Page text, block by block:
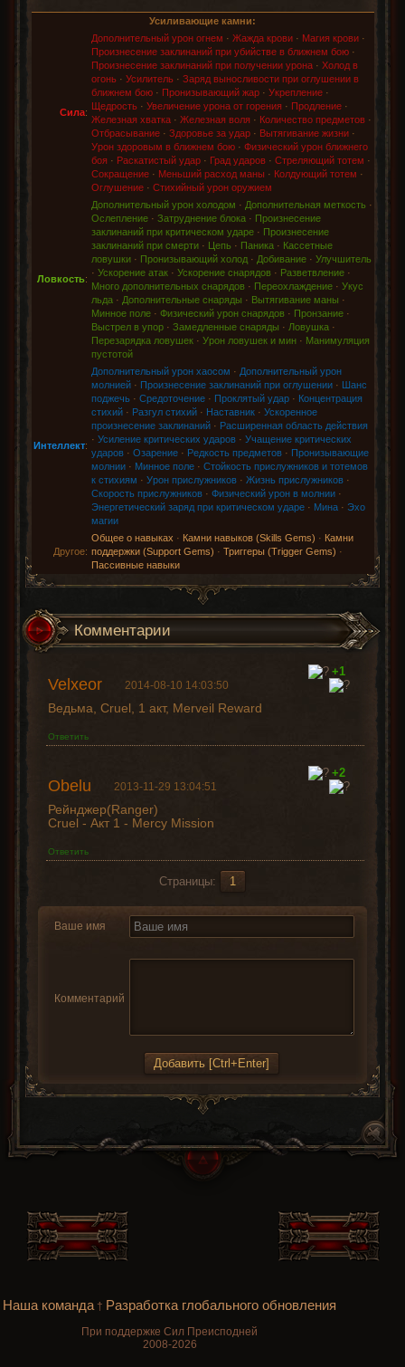
Усиливающие камни:
Сила:
Дополнительный урон огнем · Жажда крови· Магия крови·
Произнесение заклинаний при убийстве в ближнем бою·
Произнесение заклинаний при получении урона· Холод в
огонь· Усилитель· Заряд выносливости при оглушении в
ближнем бою· Пронизывающий жар· Укрепление·
Щедрость· Увеличение урона от горения· Продление·
Железная хватка· Железная воля· Количество предметов·
Отбрасывание· Здоровье за удар· Вытягивание жизни·
Урон здоровым в ближнем бою· Физический урон ближнего
боя· Раскатистый удар· Град ударов· Стреляющий тотем ·
Сокращение· Меньший расход маны · Колдующий тотем ·
Оглушение· Стихийный урон оружием
Ловкость:
Дополнительный урон холодом · Дополнительная меткость ·
Ослепление· Затруднение блока· Произнесение
заклинаний при критическом ударе· Произнесение
заклинаний при смерти· Цепь · Паника· Кассетные
ловушки· Пронизывающий холод· Добивание· Улучшитель
· Ускорение атак· Ускорение снарядов· Разветвление·
Много дополнительных снарядов· Переохлаждение· Укус
льда· Дополнительные снаряды · Вытягивание маны ·
Минное поле· Физический урон снарядов· Пронзание·
Выстрел в упор· Замедленные снаряды · Ловушка·
Перезарядка ловушек· Урон ловушек и мин· Манимуляция
пустотой
Интеллект:
Дополнительный урон хаосом · Дополнительный урон
молнией· Произнесение заклинаний при оглушении· Шанс
поджечь· Средоточение· Проклятый удар· Концентрация
стихий· Разгул стихий· Наставник· Ускоренное
произнесение заклинаний· Расширенная область действия
· Усиление критических ударов· Учащение критических
ударов· Озарение· Редкость предметов· Пронизывающие
молнии· Минное поле· Стойкость прислужников и тотемов
к стихиям · Урон прислужников· Жизнь прислужников·
Скорость прислужников· Физический урон в молнии·
Энергетический заряд при критическом ударе· Мина· Эхо
магии
Другое:
Общее о навыках · Камни навыков (Skills Gems) · Камни
поддержки (Support Gems) · Триггеры (Trigger Gems) ·
Пассивные навыки
Комментарии
Velxeor 2014-08-10 14:03:50
Ведьма, Cruel, 1 акт, Merveil Reward
Ответить
+1
Obelu 2013-11-29 13:04:51
Рейнджер(Ranger)
Cruel - Акт 1 - Mercy Mission
Ответить
+2
Страницы: 1
Ваше имя
Комментарий
Наша команда† Разработка глобального обновления
При поддержке Сил Преисподней
2008-2026